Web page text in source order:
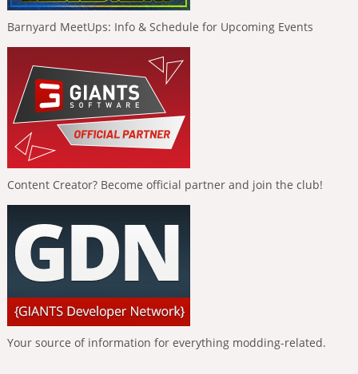
Barnyard MeetUps: Info & Schedule for Upcoming Events
Content Creator? Become official partner and join the club!
Your source of information for everything modding-related.